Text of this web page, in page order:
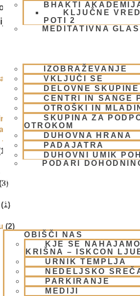
BHAKTI
KLJUČNE
POTI 2
MEDITATIVNA
IZOBRAŽEVANJE
VKLJUČI SE
DELOVNE SKUPINE
CENTRI IN SANGE
OTROŠKI IN
SKUPINA ZA
OTROKOM
DUHOVNA HRANA
PADAJATRA
DUHOVNI UMIK
PODARI
KOLEDAR
VAŠA VPRAŠANJA
BLOG
OBIŠČI NAS
KJE SE
KRIŠNA – ISKCON
URNIK TEMPLJA
NEDELJSKO
PARKIRANJE
MEDIJI
s predstojnikom našega
Aura
Next
– duhovni učitelji iz preteklosti
narava
(17)
in sange po Sloveniji(1)
Šrila Prabhupada(9)
(1)
(2)
(1)
in bhakti(8)
božanska oseba(7)
(1)